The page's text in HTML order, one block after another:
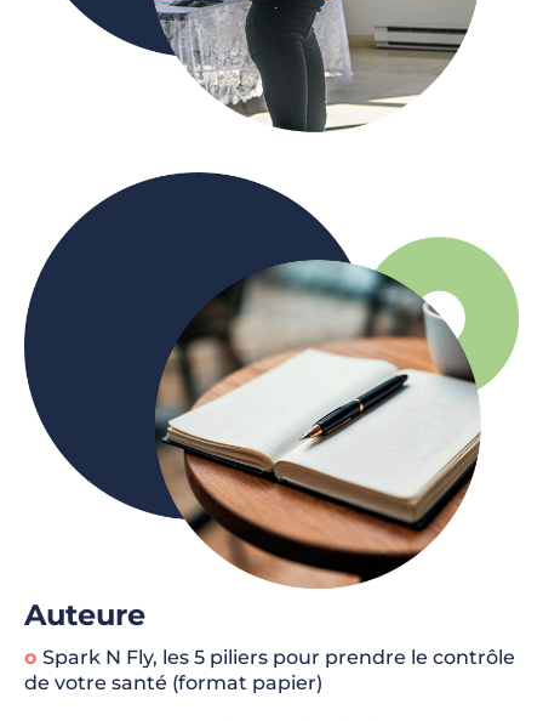
Auteure
o Spark N Fly, les 5 piliers pour prendre le contrôle
de votre santé (format papier)